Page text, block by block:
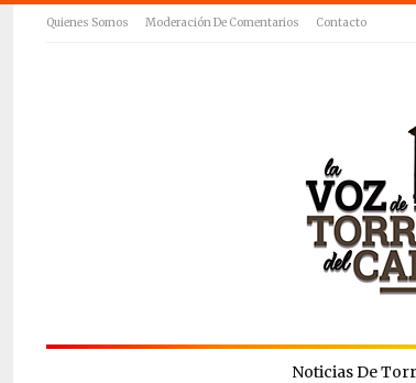
Quienes Somos Moderación De Comentarios Contacto
Noticias De